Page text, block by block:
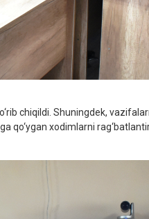
chiqildi. Shuningdek,
qo‘ygan xodimlarni